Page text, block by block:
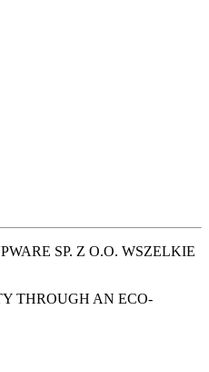
SP. Z O.O. WSZELKIE
THROUGH AN ECO-